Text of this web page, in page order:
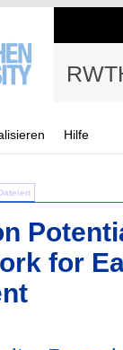
Hilfe
for